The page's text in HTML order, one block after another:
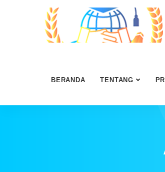
BERANDA TENTANG